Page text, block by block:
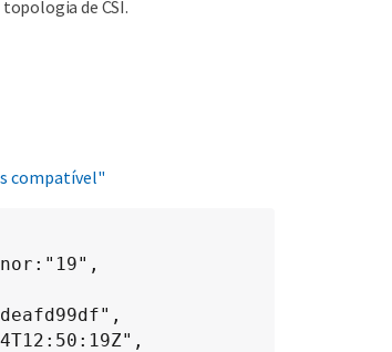
de CSI.
compatível"